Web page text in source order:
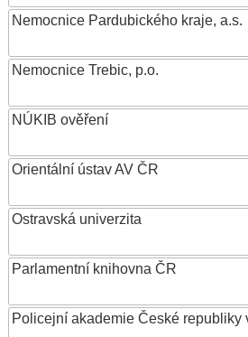
Nemocnice Pardubického kraje, a.s.
Nemocnice Trebic, p.o.
NÚKIB ověření
Orientální ústav AV ČR
Ostravská univerzita
Parlamentní knihovna ČR
Policejní akademie České republiky